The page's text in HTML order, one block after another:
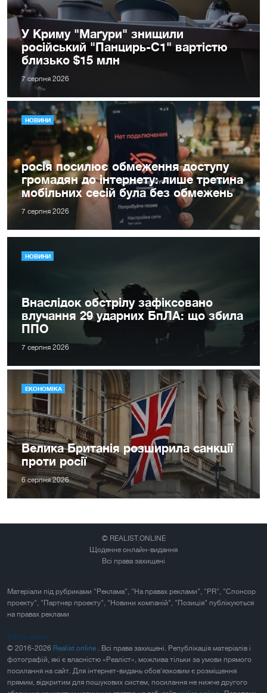
У Криму "Маґури" знищили
російський "Панцирь-С1" вартістю
близько $15 млн
7 серпня 2026
НОВИНИ
росія посилює обмеження доступу
громадян до інтернету: лише третина
мобільних сесій була без обмежень
7 серпня 2026
НОВИНИ
Внаслідок обстрілу зафіксовано
влучання 29 ударних БпЛА: що збила
ППО
7 серпня 2026
ЕКОНОМІКА
Велика Британія розширила санкції
проти росії
6 серпня 2026
© REALIST.ONLINE
Щоденне онлайн-видання
Всі права захищені
Матеріали під рубриками "Реклама", "На правах реклами", "PR", "Спонсор
проекту", "Партнер проекту", "Новини компаній", "Позиція" публікуються
на правах реклами
Карта сайта
© 2016-2026 Realist.online
. Всі права захищені. Републікація матеріалів і
фотографій, які є власністю «Реаліст», можлива тільки за умови прямого
посилання на сайт. Для інтернет-видань обов'язковим є розміщення
прямим, відкритим для пошукових систем, посилання не нижче другого